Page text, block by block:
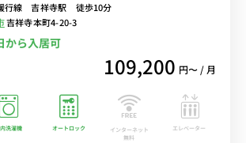
行線 吉祥寺駅 徒歩10分
吉祥寺本町4-20-3
から入居可
109,200 円〜 / 月
洗濯機 オートロック
インターネット
無料
エレベーター